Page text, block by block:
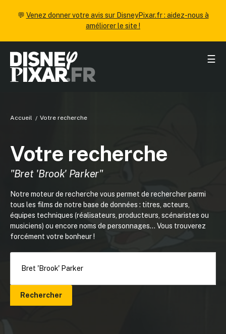
💬 Venez donner votre avis sur DisneyPixar.fr : aidez-nous à
améliorer le site !
☰
Accueil Votre recherche
Votre recherche
"Bret 'Brook' Parker"
Notre moteur de recherche vous permet de rechercher parmi
tous les films de notre base de données : titres, acteurs,
équipes techniques (réalisateurs, producteurs, scénaristes ou
musiciens) ou encore noms de personnages... Vous trouverez
forcément votre bonheur !
Rechercher